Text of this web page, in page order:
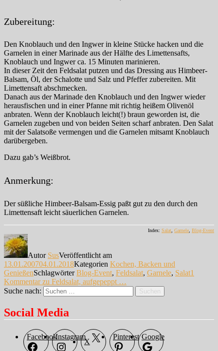
Zubereitung:
Den Knoblauch und den Ingwer in kleine Stücke hacken und die
Garnelen in einer Marinade aus der Hälfte des Limettensafts,
Knoblauch und Ingwer ca. 15 Minuten marinieren.
In dieser Zeit den Feldsalat putzen und das Dressing aus Himbeer-
Balsam, Öl, der Schalotte und Salz und Pfeffer zubereiten. Mit
Limettensaft abschmecken.
Danach aus der Marinade den Knoblauch und den Ingwer wieder
herausfischen und in einer Pfanne mit richtig heißem Olivenöl
anbraten. Wenn der Knoblauch leicht(!) braun geworden ist, die
Garnelen zugeben und von beiden Seiten scharf anbraten. Den Salat
mit der Salatsoße vermengen und die Garnelen mitsamt Knoblauch
darübergeben.
Dazu gab’s Weißbrot.
Anmerkung:
Der süßliche Himbeer-Balsam-Essig paßt gut zu den durch den
Limettensaft leicht säuerlichen Garnelen.
Index: Salat Garnele Blog-Event
Autor SusVeröffentlicht am
13.01.200704.01.2018Kategorien Kochen, Backen und
GenießenSchlagwörterBlog-Event, Feldsalat, Garnele, Salat1
Kommentarzu Feldsalat, aufgepeppt …
Suche nach:
Suchen
Social Media
FacebookInstagram
X
Pinterest Google